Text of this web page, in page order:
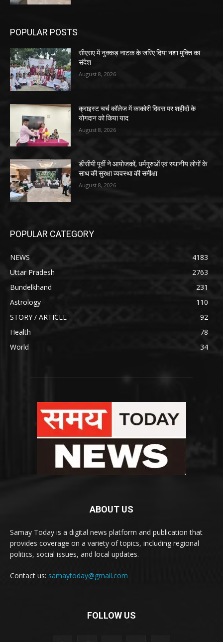
POPULAR POSTS
सीएसए में नुक्कड़ नाटक के जरिए दिया नशा मुक्ति का
संदेश
August 8, 2026
क्राइस्ट चर्च कॉलेज में काकोरी दिवस पर शहीदों के
योगदान को किया याद
August 8, 2026
डीसीपी पूर्वी ने आयोजकों, धर्मगुरुओं एवं स्थानीय लोगों के
साथ की सुरक्षा व्यवस्था की समीक्षा
August 8, 2026
POPULAR CATEGORY
NEWS
4183
Uttar Pradesh
2763
Bundelkhand
231
Astrology
110
STORY / ARTICLE
92
Health
78
World
34
ABOUT US
Samay Today is a digital news platform and publication that
provides coverage on a variety of topics, including regional
politics, social issues, and local updates.
Contact us: samaytoday@gmail.com
FOLLOW US